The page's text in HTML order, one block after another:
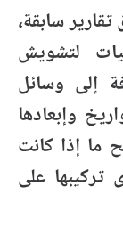
سابقة،
لتشويش
إلى وسائل
وإبعادها
ما إذا كانت
تركيبها على